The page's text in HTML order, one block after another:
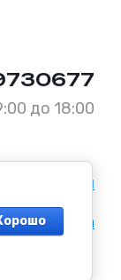
до 18:00
Оферта